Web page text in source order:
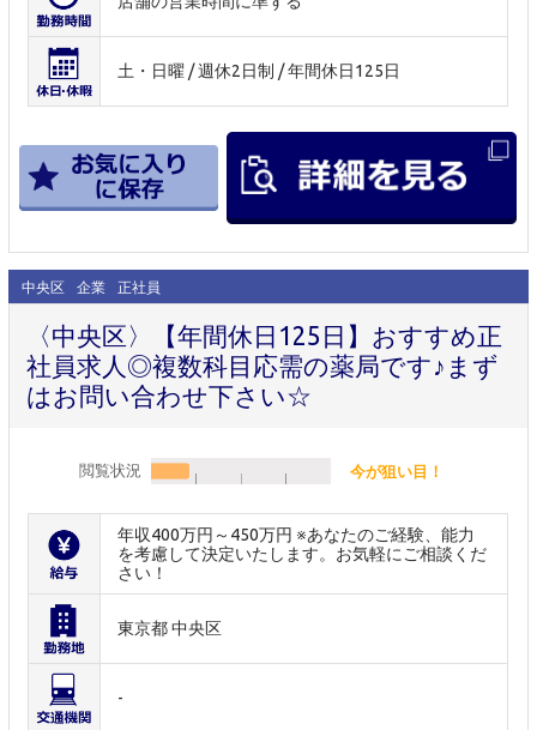
土・日曜 / 週休2日制 / 年間休日125日
中央区 企業 正社員
〈中央区〉【年間休日125日】おすすめ正
社員求人◎複数科目応需の薬局です♪まず
はお問い合わせ下さい☆
閲覧状況 今が狙い目！
年収400万円～450万円 ※あなたのご経験、能力
を考慮して決定いたします。お気軽にご相談くだ
さい！
東京都 中央区
-